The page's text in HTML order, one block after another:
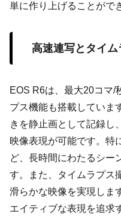
単に作り上げることがで
高速連写とタイ
EOS R6は、最大20コマ/
プス機能も搭載していま
きを静止画として記録し
映像表現が可能です。特
ど、長時間にわたるシー
す。また、タイムラプス
滑らかな映像を実現しま
エイティブな表現を追求